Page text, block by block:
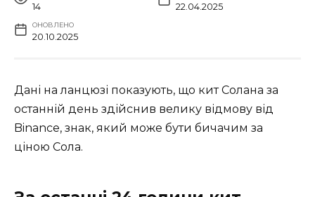
14 22.04.2025
ОНОВЛЕНО
20.10.2025
Дані на ланцюзі показують, що кит Солана за
останній день здійснив велику відмову від
Binance, знак, який може бути бичачим за
ціною Сола.